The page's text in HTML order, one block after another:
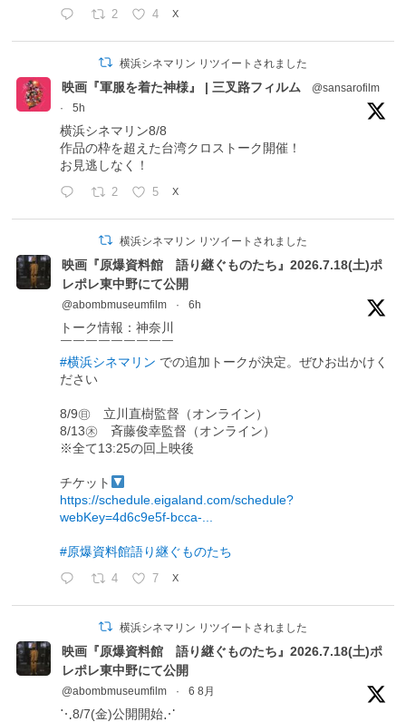
2 4 X
横浜シネマリン リツイートされました
映画『軍服を着た神様』 | 三叉路フィルム
@sansarofilm
·
5h
横浜シネマリン8/8
作品の枠を超えた台湾クロストーク開催！
お見逃しなく！
2 5 X
横浜シネマリン リツイートされました
映画『原爆資料館 語り継ぐものたち』2026.7.18(土)ポ
レポレ東中野にて公開
@abombmuseumfilm · 6h
トーク情報：神奈川
￣￣￣￣￣￣￣￣￣
#横浜シネマリン での追加トークが決定。ぜひお出かけく
ださい
8/9㊐ 立川直樹監督（オンライン）
8/13㊍ 斉藤俊幸監督（オンライン）
※全て13:25の回上映後
チケット
https://schedule.eigaland.com/schedule?
webKey=4d6c9e5f-bcca-...
#原爆資料館語り継ぐものたち
4 7 X
横浜シネマリン リツイートされました
映画『原爆資料館 語り継ぐものたち』2026.7.18(土)ポ
レポレ東中野にて公開
@abombmuseumfilm · 6 8月
⋱8/7(金)公開開始⋰